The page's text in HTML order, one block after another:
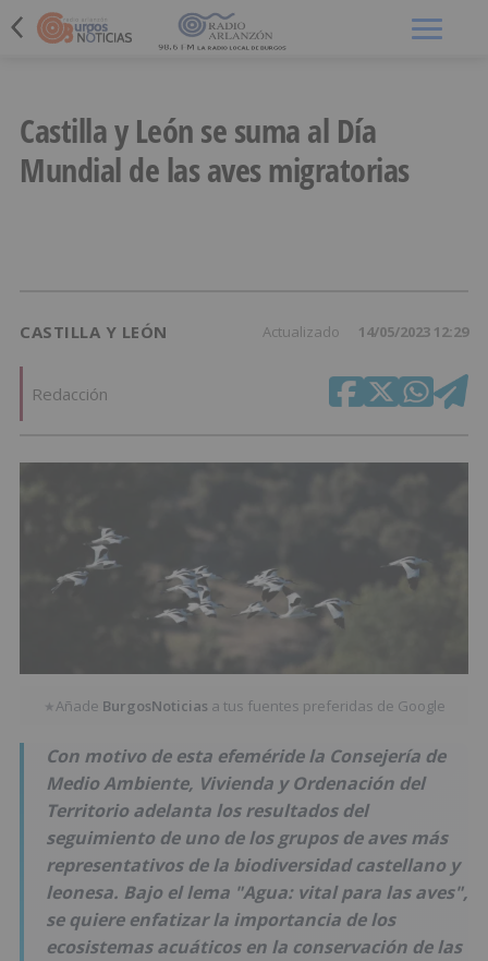
Castilla y León se suma al Día
Mundial de las aves migratorias
CASTILLA Y LEÓN Actualizado 14/05/2023 12:29
Redacción
★Añade BurgosNoticias a tus fuentes preferidas de Google
Con motivo de esta efeméride la Consejería de
Medio Ambiente, Vivienda y Ordenación del
Territorio adelanta los resultados del
seguimiento de uno de los grupos de aves más
representativos de la biodiversidad castellano y
leonesa. Bajo el lema "Agua: vital para las aves",
se quiere enfatizar la importancia de los
ecosistemas acuáticos en la conservación de las